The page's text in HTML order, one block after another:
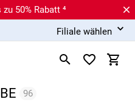
50% Rabatt ⁴
Filiale wählen
96